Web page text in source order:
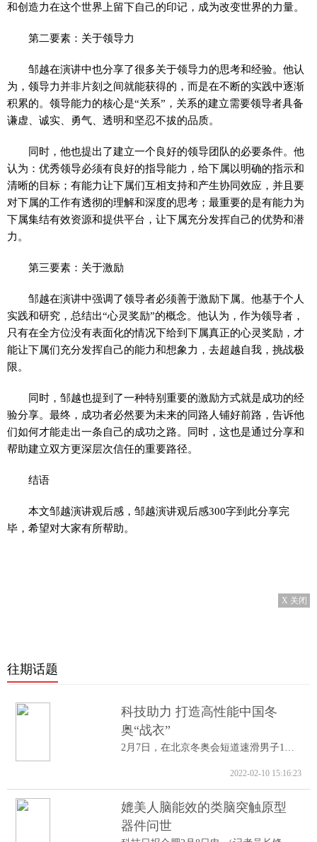
和创造力在这个世界上留下自己的印记，成为改变世界的力量。
第二要素：关于领导力
邹越在演讲中也分享了很多关于领导力的思考和经验。他认
为，领导力并非片刻之间就能获得的，而是在不断的实践中逐渐
积累的。领导能力的核心是“关系”，关系的建立需要领导者具备
谦虚、诚实、勇气、透明和坚忍不拔的品质。
同时，他也提出了建立一个良好的领导团队的必要条件。他
认为：优秀领导必须有良好的指导能力，给下属以明确的指示和
清晰的目标；有能力让下属们互相支持和产生协同效应，并且要
对下属的工作有透彻的理解和深度的思考；最重要的是有能力为
下属集结有效资源和提供平台，让下属充分发挥自己的优势和潜
力。
第三要素：关于激励
邹越在演讲中强调了领导者必须善于激励下属。他基于个人
实践和研究，总结出“心灵奖励”的概念。他认为，作为领导者，
只有在全方位没有表面化的情况下给到下属真正的心灵奖励，才
能让下属们充分发挥自己的能力和想象力，去超越自我，挑战极
限。
同时，邹越也提到了一种特别重要的激励方式就是成功的经
验分享。最终，成功者必然要为未来的同路人铺好前路，告诉他
们如何才能走出一条自己的成功之路。同时，这也是通过分享和
帮助建立双方更深层次信任的重要路径。
结语
本文邹越演讲观后感，邹越演讲观后感300字到此分享完
毕，希望对大家有所帮助。
X 关闭
往期话题
科技助力 打造高性能中国冬
奥“战衣”
2月7日，在北京冬奥会短道速滑男子1000米A...
2022-02-10 15:16:23
媲美人脑能效的类脑突触原型
器件问世